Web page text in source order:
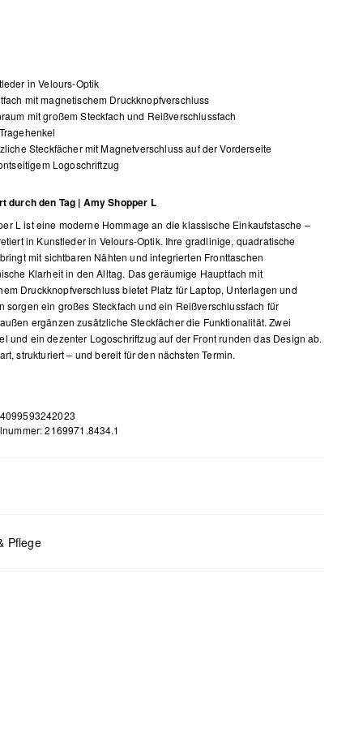
in Velours-Optik
mit magnetischem Druckknopfverschluss
mit großem Steckfach und Reißverschlussfach
Steckfächer mit Magnetverschluss auf der Vorderseite
Logoschriftzug
durch den Tag | Amy Shopper L
L ist eine moderne Hommage an die klassische Einkaufstasche –
in Kunstleder in Velours-Optik. Ihre gradlinige, quadratische
mit sichtbaren Nähten und integrierten Fronttaschen
Klarheit in den Alltag. Das geräumige Hauptfach mit
Druckknopfverschluss bietet Platz für Laptop, Unterlagen und
sorgen ein großes Steckfach und ein Reißverschlussfach für
ergänzen zusätzliche Steckfächer die Funktionalität. Zwei
und ein dezenter Logoschriftzug auf der Front runden das Design ab.
strukturiert – und bereit für den nächsten Termin.
2169971.8434.1
Pflege